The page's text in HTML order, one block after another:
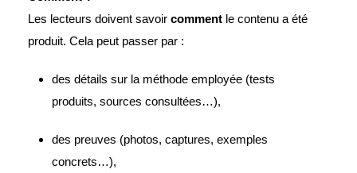
Les lecteurs doivent savoir comment le contenu a été
produit. Cela peut passer par :
des détails sur la méthode employée (tests
produits, sources consultées…),
des preuves (photos, captures, exemples
concrets…),